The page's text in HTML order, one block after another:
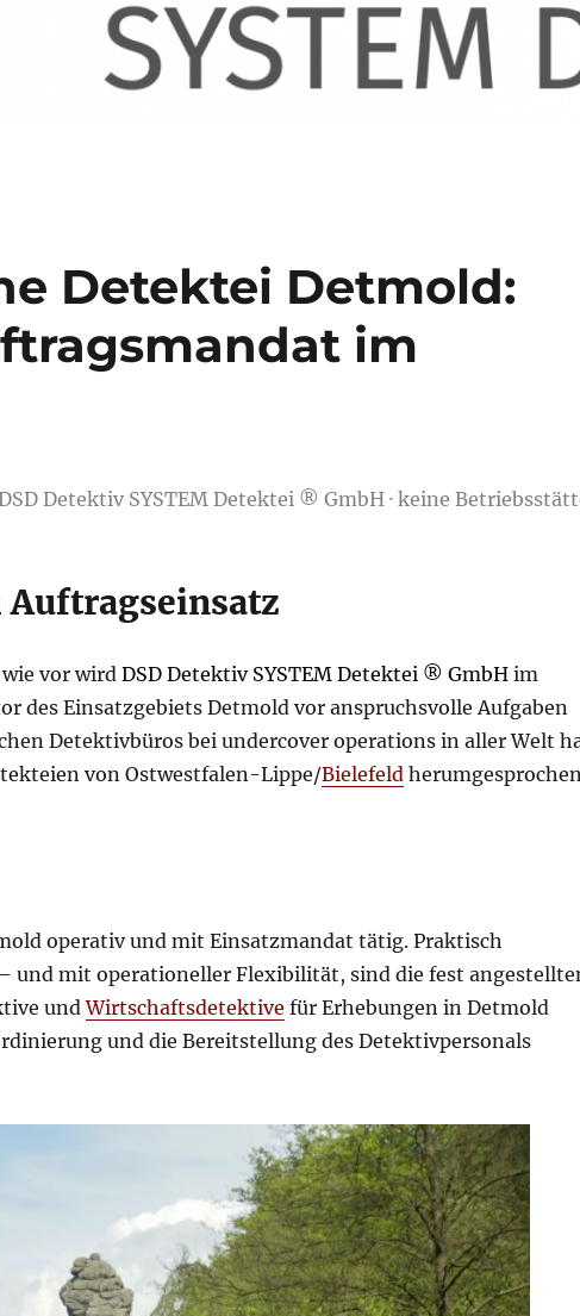
Detektei Detmold:
im
Detektiv SYSTEM Detektei ® GmbH · keine
wie vor wirdDSD Detektiv SYSTEM Detektei ® GmbH im
des Einsatzgebiets Detmold vor anspruchsvolle Aufgaben
Detektivbüros bei undercover operations in aller Welt
von Ostwestfalen-Lippe/Bielefeld
operativ und mit Einsatzmandat tätig. Praktisch
und mit operationeller Flexibilität, sind die fest
undWirtschaftsdetektive für Erhebungen in Detmold
und die Bereitstellung des Detektivpersonals